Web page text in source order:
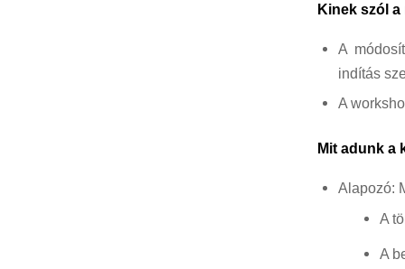
Kinek szól
A
indítás
A
Mit adunk a
Alapozó:
A
A